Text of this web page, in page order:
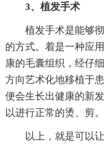
3、植发手术
植发手术是能够
的方式。着是一种应
康的毛囊组织，经仔
方向艺术化地移植于
便会生长出健康的新
以进行正常的烫、剪。
以上，就是可以